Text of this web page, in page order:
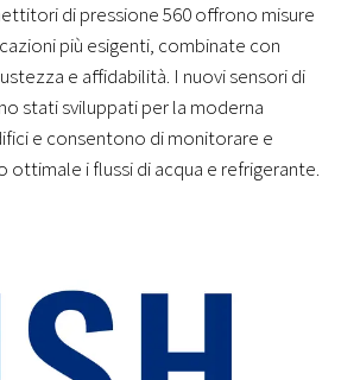
di pressione 560 offrono misure
più esigenti, combinate con
e affidabilità. I nuovi sensori di
stati sviluppati per la moderna
e consentono di monitorare e
i flussi di acqua e refrigerante.